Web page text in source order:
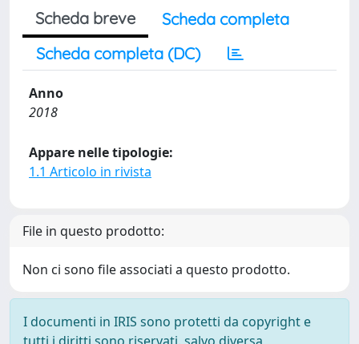
Scheda breve
Scheda completa
Scheda completa (DC)
Anno
2018
Appare nelle tipologie:
1.1 Articolo in rivista
File in questo prodotto:
Non ci sono file associati a questo prodotto.
I documenti in IRIS sono protetti da copyright e